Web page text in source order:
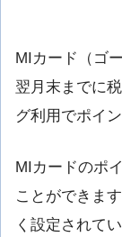
MIカード（ゴ
翌月末までに
グ利用でポイ
MIカードのポ
ことができま
く設定されてい